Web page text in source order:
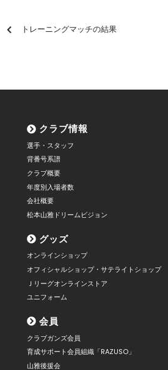
トレーニングマッチの結果
クラブ情報
選手・スタッフ
背番号系譜
クラブ概要
年度別入場者数
会社概要
松本山雅ドリームビジョン
グッズ
オンラインショップ
オフィシャルショップ・サテライトショップ
Ｊリーグオンラインストア
ユニフォーム
会員
クラブガンズ会員
育成サポート会員組織「RAZUSO」
山雅後援会